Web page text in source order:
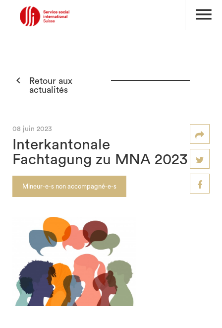
menu

Retour aux
actualités
08 juin 2023
Interkantonale
Fachtagung zu MNA 2023
Mineur-e-s non accompagné-e-s